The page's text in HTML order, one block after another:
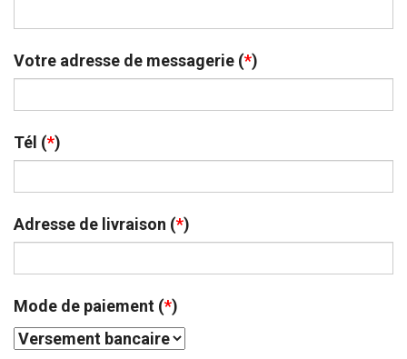
Votre adresse de messagerie (*)
Tél (*)
Adresse de livraison (*)
Mode de paiement (*)